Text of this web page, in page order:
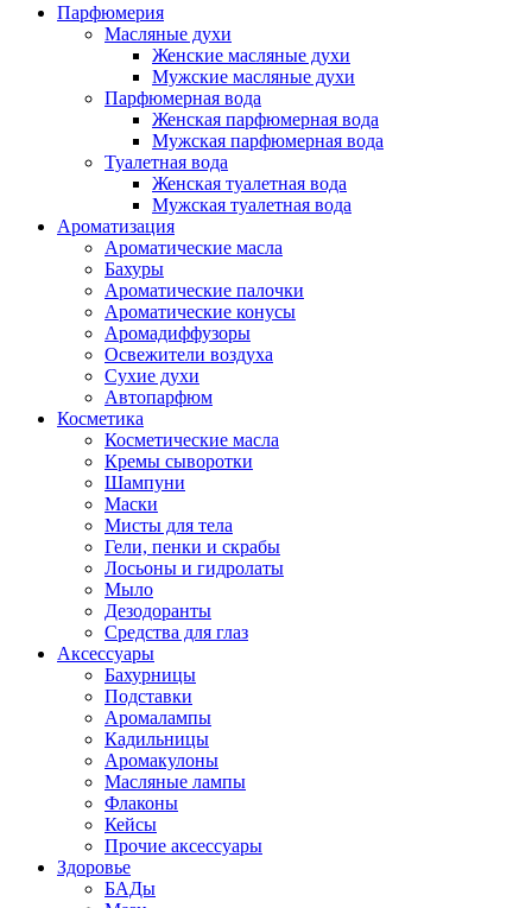
Парфюмерия
Масляные духи
Женские масляные духи
Мужские масляные духи
Парфюмерная вода
Женская парфюмерная вода
Мужская парфюмерная вода
Туалетная вода
Женская туалетная вода
Мужская туалетная вода
Ароматизация
Ароматические масла
Бахуры
Ароматические палочки
Ароматические конусы
Аромадиффузоры
Освежители воздуха
Сухие духи
Автопарфюм
Косметика
Косметические масла
Кремы сыворотки
Шампуни
Маски
Мисты для тела
Гели, пенки и скрабы
Лосьоны и гидролаты
Мыло
Дезодоранты
Средства для глаз
Аксессуары
Бахурницы
Подставки
Аромалампы
Кадильницы
Аромакулоны
Масляные лампы
Флаконы
Кейсы
Прочие аксессуары
Здоровье
БАДы